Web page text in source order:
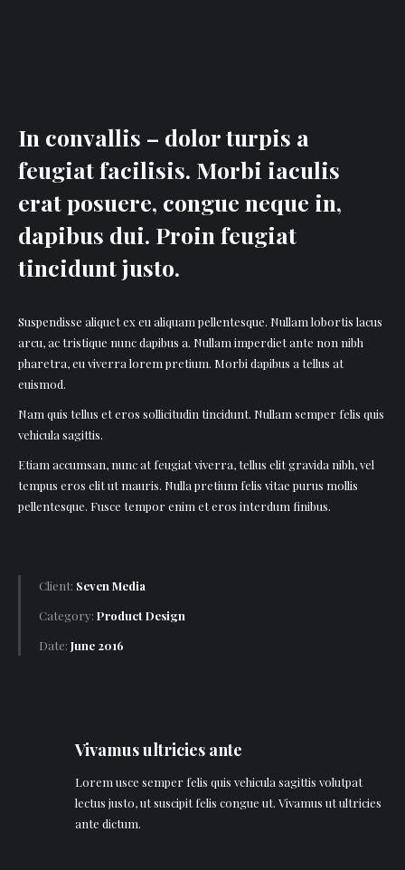
In convallis – dolor turpis a
feugiat facilisis. Morbi iaculis
erat posuere, congue neque in,
dapibus dui. Proin feugiat
tincidunt justo.
Suspendisse aliquet ex eu aliquam pellentesque. Nullam lobortis lacus
arcu, ac tristique nunc dapibus a. Nullam imperdiet ante non nibh
pharetra, eu viverra lorem pretium. Morbi dapibus a tellus at
euismod.
Nam quis tellus et eros sollicitudin tincidunt. Nullam semper felis quis
vehicula sagittis.
Etiam accumsan, nunc at feugiat viverra, tellus elit gravida nibh, vel
tempus eros elit ut mauris. Nulla pretium felis vitae purus mollis
pellentesque. Fusce tempor enim et eros interdum finibus.
Client: Seven Media
Category: Product Design
Date: June 2016
Vivamus ultricies ante
Lorem usce semper felis quis vehicula sagittis volutpat
lectus justo, ut suscipit felis congue ut. Vivamus ut ultricies
ante dictum.